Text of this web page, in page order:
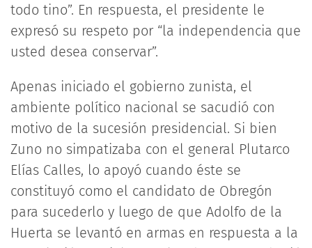
todo tino”. En respuesta, el presidente le
expresó su respeto por “la independencia que
usted desea conservar”.
Apenas iniciado el gobierno zunista, el
ambiente político nacional se sacudió con
motivo de la sucesión presidencial. Si bien
Zuno no simpatizaba con el general Plutarco
Elías Calles, lo apoyó cuando éste se
constituyó como el candidato de Obregón
para sucederlo y luego de que Adolfo de la
Huerta se levantó en armas en respuesta a la